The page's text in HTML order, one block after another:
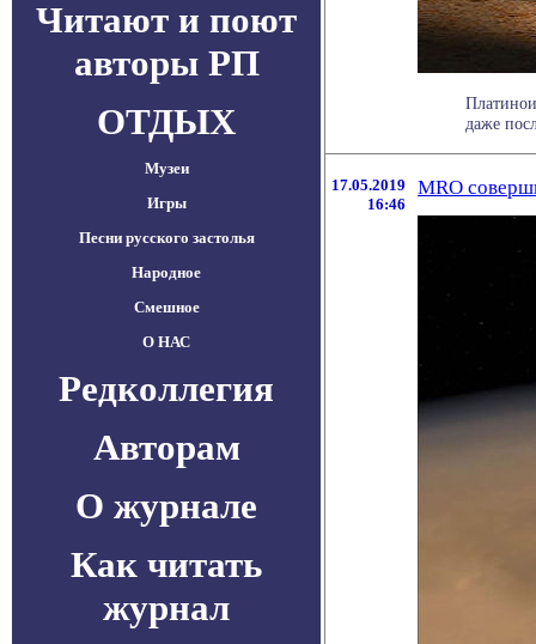
Читают и поют
авторы РП
ОТДЫХ
Музеи
Игры
Песни русского застолья
Народное
Смешное
О НАС
Редколлегия
Авторам
О журнале
Как читать
журнал
даже
17.05.2019
16:46
MRO